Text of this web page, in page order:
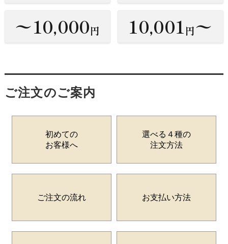
〜10,000円 10,001円〜
ご注文のご案内
初めての
お客様へ
選べる４種の
注文方法
ご注文の流れ お支払い方法